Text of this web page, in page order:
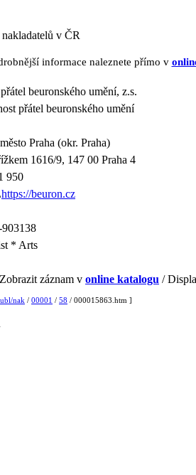
v ČR
informace naleznete přímo v
beuronského umění, z.s.
přátel beuronského umění
Praha (okr. Praha)
1616/9, 147 00 Praha 4
950
https://beuron.cz
* Arts
Zobrazit záznam v online katalogu /
nak / 00001 / 58 / 000015863.htm ]